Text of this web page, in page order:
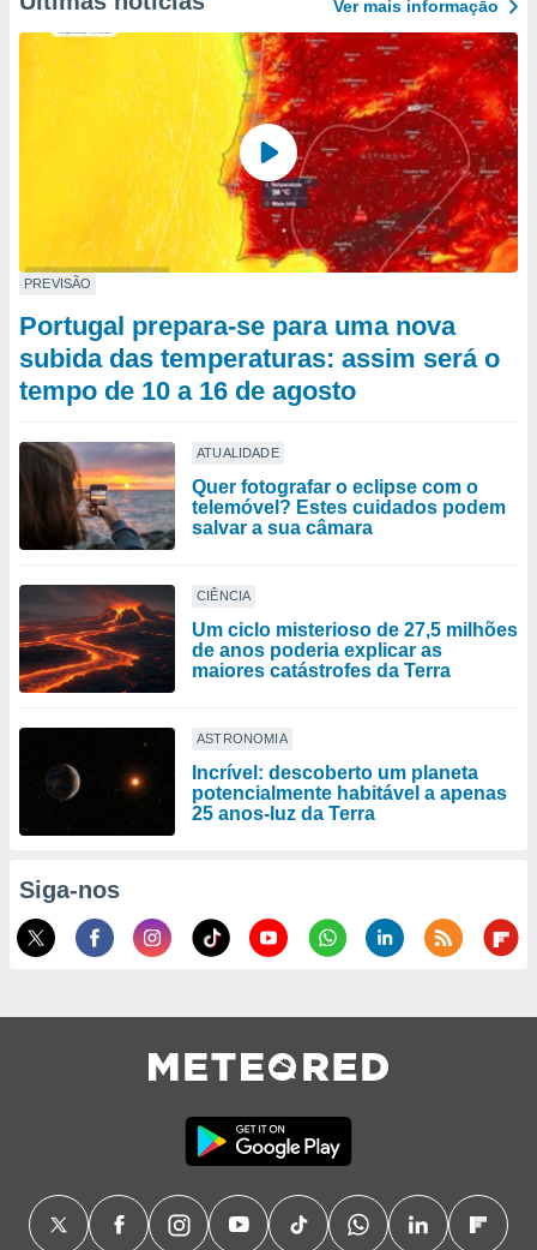
Ver mais informaçāo
PREVISÃO
Portugal prepara-se para uma nova
subida das temperaturas: assim será o
tempo de 10 a 16 de agosto
ATUALIDADE
Quer fotografar o eclipse com o
telemóvel? Estes cuidados podem
salvar a sua câmara
CIÊNCIA
Um ciclo misterioso de 27,5 milhões
de anos poderia explicar as
maiores catástrofes da Terra
ASTRONOMIA
Incrível: descoberto um planeta
potencialmente habitável a apenas
25 anos-luz da Terra
Siga-nos